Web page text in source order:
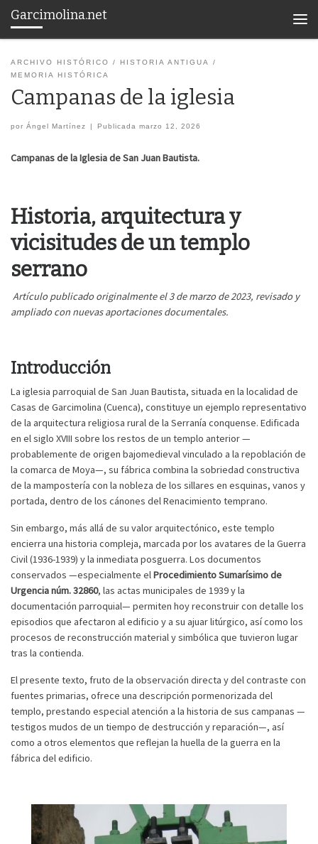
Saltar al contenido
Garcimolina.net
ARCHIVO HISTÓRICO
HISTORIA ANTIGUA
MEMORIA HISTÓRICA
Campanas de la iglesia
por Ángel Martínez | Publicadamarzo 12, 2026
Campanas de la Iglesia de San Juan Bautista.
Historia, arquitectura y
vicisitudes de un templo
serrano
Artículo publicado originalmente el 3 de marzo de 2023, revisado y
ampliado con nuevas aportaciones documentales.
Introducción
La iglesia parroquial de San Juan Bautista, situada en la localidad de
Casas de Garcimolina (Cuenca), constituye un ejemplo representativo
de la arquitectura religiosa rural de la Serranía conquense. Edificada
en el siglo XVIII sobre los restos de un templo anterior —
probablemente de origen bajomedieval vinculado a la repoblación de
la comarca de Moya—, su fábrica combina la sobriedad constructiva
de la mampostería con la nobleza de los sillares en esquinas, vanos y
portada, dentro de los cánones del Renacimiento temprano.
Sin embargo, más allá de su valor arquitectónico, este templo
encierra una historia compleja, marcada por los avatares de la Guerra
Civil (1936-1939) y la inmediata posguerra. Los documentos
conservados —especialmente el Procedimiento Sumarísimo de
Urgencia núm. 32860, las actas municipales de 1939 y la
documentación parroquial— permiten hoy reconstruir con detalle los
episodios que afectaron al edificio y a su ajuar litúrgico, así como los
procesos de reconstrucción material y simbólica que tuvieron lugar
tras la contienda.
El presente texto, fruto de la observación directa y del contraste con
fuentes primarias, ofrece una descripción pormenorizada del
templo, prestando especial atención a la historia de sus campanas —
testigos mudos de un tiempo de destrucción y reparación—, así
como a otros elementos que reflejan la huella de la guerra en la
fábrica del edificio.